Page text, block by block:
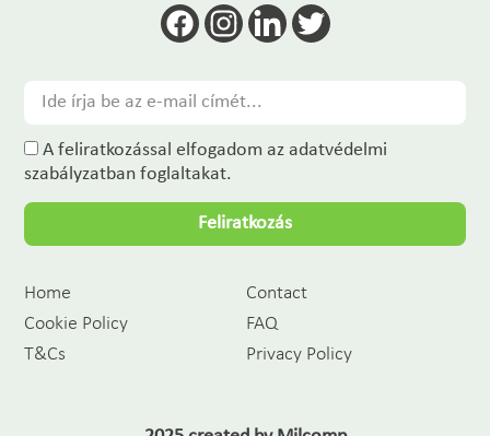
A feliratkozással elfogadom az adatvédelmi
szabályzatban foglaltakat.
Feliratkozás
Home
Contact
Cookie Policy
FAQ
T&Cs
Privacy Policy